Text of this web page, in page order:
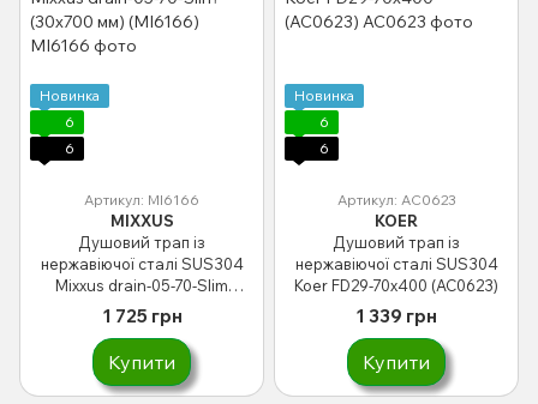
Новинка
6
6
Артикул: MI6166
MIXXUS
Душовий трап із
нержавіючої сталі SUS304
Mixxus drain-05-70-Slim
(30x700 мм) (MI6166)
1 725 грн
Купити
Новинка
6
6
Артикул: AC0623
KOER
Душовий трап із
нержавіючої сталі SUS304
Koer FD29-70x400 (AC0623)
1 339 грн
Купити